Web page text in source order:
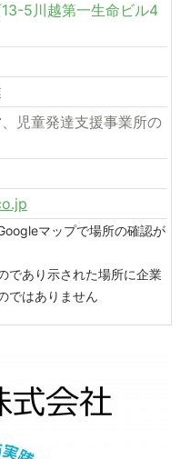
5川越第一生命ビル4
児童発達支援事業所の
マップで場所の確認が
であり示された場所に企業
ではありません